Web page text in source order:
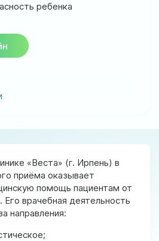
med.com
ребенка
«Веста» (г. Ирпень) в
приёма оказывает
помощь пациентам от
врачебная деятельность
направления: